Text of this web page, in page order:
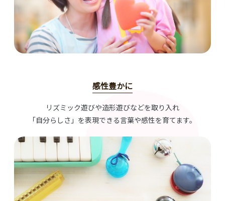
感性豊かに
リズミック遊びや造形遊びなどを取り入れ
「自分らしさ」を表現できる言葉や感性を育てます。